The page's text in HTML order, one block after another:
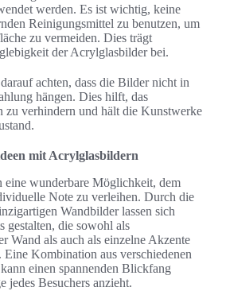
werden. Es ist wichtig, keine
Reinigungsmittel zu benutzen, um
zu vermeiden. Dies trägt
der Acrylglasbilder bei.
achten, dass die Bilder nicht in
hängen. Dies hilft, das
zu verhindern und hält die Kunstwerke
mit Acrylglasbildern
eine wunderbare Möglichkeit, dem
Note zu verleihen. Durch die
Wandbilder lassen sich
gestalten, die sowohl als
Wand als auch als einzelne Akzente
Kombination aus verschiedenen
einen spannenden Blickfang
jedes Besuchers anzieht.